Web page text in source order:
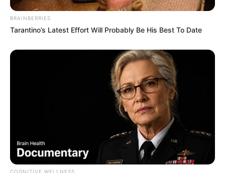
BRAINBERRIES
Tarantino’s Latest Effort Will Probably Be His Best To Date
COGNITIVE WELLNESS